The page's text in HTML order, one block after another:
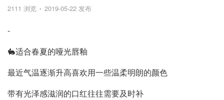
2111 浏览 2019-05-22 发布
-
🐇适合春夏的哑光唇釉
最近气温逐渐升高喜欢用一些温柔明朗的颜色
带有光泽感滋润的口红往往需要及时补